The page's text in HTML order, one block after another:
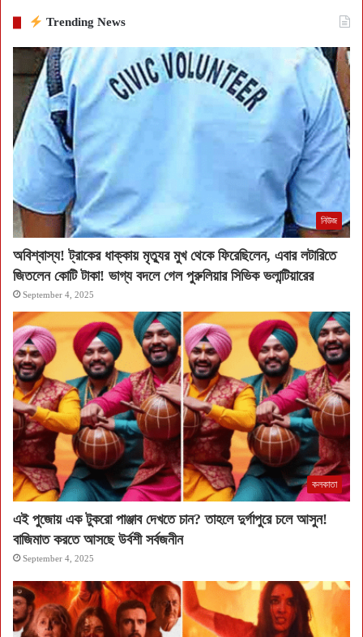
Trending News
নিউজ
অবিশ্বাস্য! ট্রাকের ধাক্কায় মৃত্যুর মুখ থেকে ফিরেছিলেন, এবার লটারিতে
জিতলেন কোটি টাকা! ভাগ্য বদলে গেল পুরুলিয়ার সিভিক ভলান্টিয়ারের
September 4, 2025
কলকাতা
এই পুজোয় এক টুকরো পাঞ্জাব দেখতে চান? তাহলে দুর্গাপুরে চলে আসুন!
বাজিমাত করতে আসছে উর্বশী সর্বজনীন
September 4, 2025